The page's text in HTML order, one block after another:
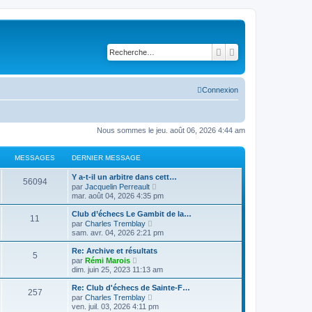
Rechercher
Connexion
Nous sommes le jeu. août 06, 2026 4:44 am
MESSAGES DERNIER MESSAGE
56094
Y a-t-il un arbitre dans cett…
par Jacquelin Perreault
o
i
r
l
d
e
r
i
e
r
m
s
mar. août 04, 2026 4:35 pm
11
Club d’échecs Le Gambit de la…
par Charles Tremblay
o
l
d
e
r
i
sam. avr. 04, 2026 2:21 pm
5
Re: Archive et résultats
par Rémi Marois
o
i
l
e
d
dim. juin 25, 2023 11:13 am
257
Re: Club d'échecs de Sainte-F…
par Charles Tremblay
o
ven. juil. 03, 2026 4:11 pm